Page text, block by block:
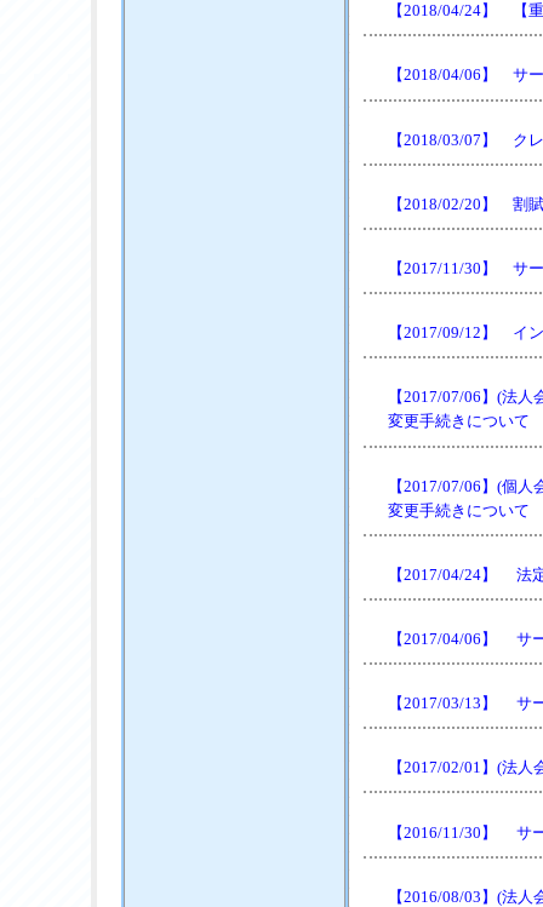
【2018/04/24】 【
【2018/04/06】 サ
【2018/03/07】 ク
【2018/02/20】 割
【2017/11/30】 サ
【2017/09/12】 イ
【2017/07/06】(法
変更手続きについて
【2017/07/06】(個
変更手続きについて
【2017/04/24】 法
【2017/04/06】 サ
【2017/03/13】 サ
【2017/02/01】(法
【2016/11/30】 サ
【2016/08/03】(法